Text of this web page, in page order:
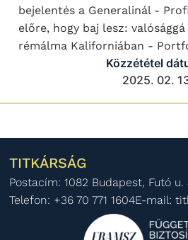
bejelentés a Generalinál -
előre, hogy baj lesz:
rémálma Kaliforniában -
Közzététel
2025. 02.
TITKÁRSÁG
Postacím: 1082 Budapest, Futó u.
Telefon: +36 70 771 1604E-mail: